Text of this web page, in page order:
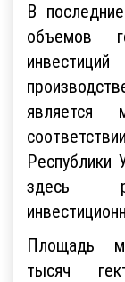
В
объемов
является
Республики
здесь
Площадь
тысяч